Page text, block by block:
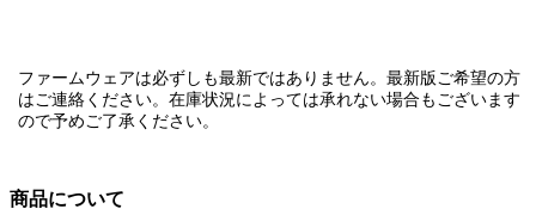
ファームウェアは必ずしも最新ではありません。最新版ご希望の方
はご連絡ください。在庫状況によっては承れない場合もございます
ので予めご了承ください。
商品について